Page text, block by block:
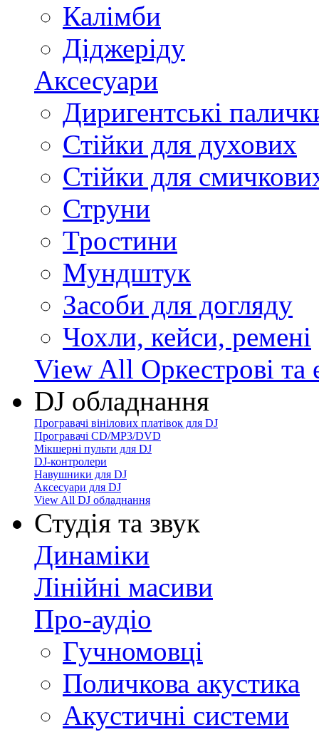
Калімби
Діджеріду
Аксесуари
Диригентські
Стійки для духових
Стійки для
Струни
Тростини
Мундштук
Засоби для догляду
Чохли, кейси, ремені
View All Оркестрові та
DJ обладнання
Програвачі вінілових платівок для DJ
Програвачі CD/MP3/DVD
Мікшерні пульти для DJ
DJ-контролери
Навушники для DJ
Аксесуари для DJ
View All DJ обладнання
Студія та звук
Динаміки
Лінійні масиви
Про-аудіо
Гучномовці
Поличкова акустика
Акустичні системи